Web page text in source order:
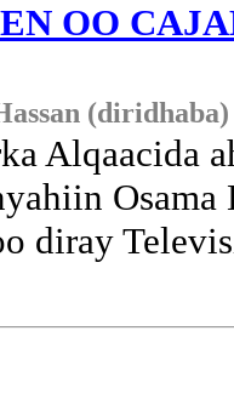
OO
(diridhaba)
Alqaacida
diray